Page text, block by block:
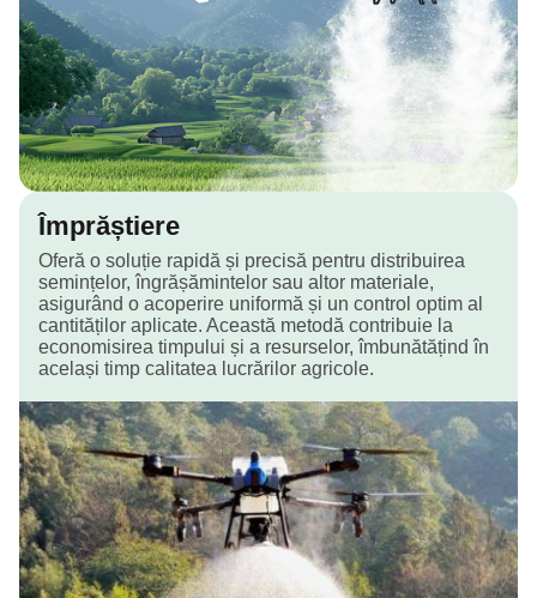
Împrăștiere
Oferă o soluție rapidă și precisă pentru distribuirea
semințelor, îngrășămintelor sau altor materiale,
asigurând o acoperire uniformă și un control optim al
cantităților aplicate. Această metodă contribuie la
economisirea timpului și a resurselor, îmbunătățind în
același timp calitatea lucrărilor agricole.